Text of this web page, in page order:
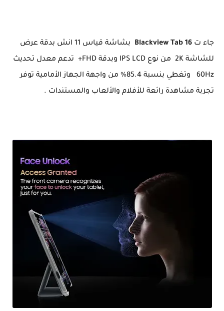
جاء ت Blackview Tab 16
بشاشة قياس 11 انش بدقة عرض
للشاشة 2K من نوع IPS LCD وبدقة FHD+ تدعم معدل تحديث
60Hz وتغطي بنسبة 85.4% من واجهة الجهاز الأمامية توفر
تجربة مشاهدة رائعة للأفلام والألعاب والمستندات .